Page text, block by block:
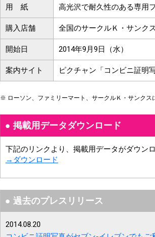
用紙 高光沢で耐久性のある専用
購入店舗 全国のサークルＫ・サンク
開始日 2014年9月9日（水）
案内サイト ピクチャン「コンビニ証明
※ ローソン、ファミリーマート、サークルＫ・サンクス
掲載用データダウンロード
下記のリンクより、掲載用データがダウン
→ダウンロード
過去のプレスリリース
2014.08.20